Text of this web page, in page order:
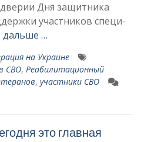
Дня защитника
участников специ­
дальше …
на Украине
СВО, Реабилитационный
, участники СВО
это главная